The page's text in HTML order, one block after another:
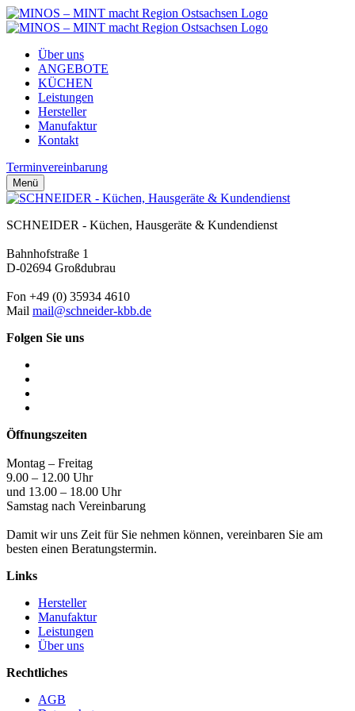
Zum
Inhalt
Über uns
ANGEBOTE
KÜCHEN
Leistungen
Hersteller
Manufaktur
Kontakt
Terminvereinbarung
Menü
SCHNEIDER - Küchen, Hausgeräte & Kundendienst
Bahnhofstraße 1
D-02694 Großdubrau
Fon +49 (0) 35934 4610
Mail mail@schneider-kbb.de
Folgen Sie uns
Öffnungszeiten
Montag – Freitag
9.00 – 12.00 Uhr
und 13.00 – 18.00 Uhr
Samstag nach Vereinbarung
Damit wir uns Zeit für Sie nehmen können, vereinbaren Sie am
besten einen Beratungstermin.
Links
Hersteller
Manufaktur
Leistungen
Über uns
Rechtliches
AGB